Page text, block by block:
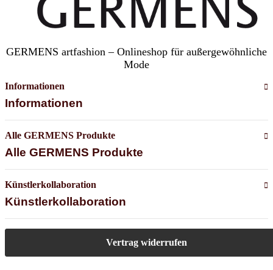
GERMENS artfashion – Onlineshop für außergewöhnliche
Mode
Informationen
Informationen
Alle GERMENS Produkte
Alle GERMENS Produkte
Künstlerkollaboration
Künstlerkollaboration
Vertrag widerrufen